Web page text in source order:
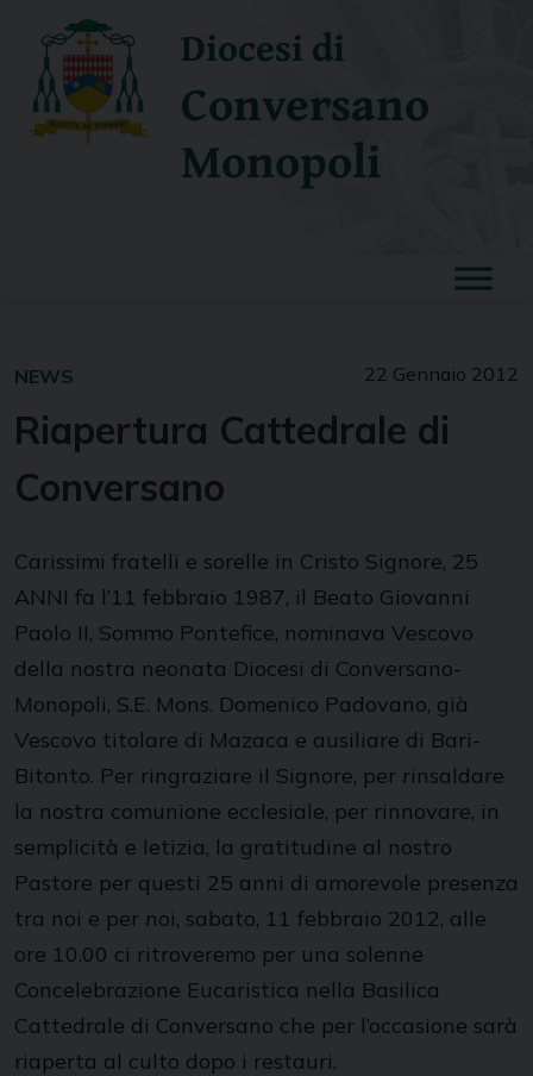
content
Diocesi di
Conversano
Monopoli
22 Gennaio 2012
NEWS
Riapertura Cattedrale di
Conversano
Carissimi fratelli e sorelle in Cristo Signore, 25
ANNI fa l’11 febbraio 1987, il Beato Giovanni
Paolo II, Sommo Pontefice, nominava Vescovo
della nostra neonata Diocesi di Conversano-
Monopoli, S.E. Mons. Domenico Padovano, già
Vescovo titolare di Mazaca e ausiliare di Bari-
Bitonto. Per ringraziare il Signore, per rinsaldare
la nostra comunione ecclesiale, per rinnovare, in
semplicità e letizia, la gratitudine al nostro
Pastore per questi 25 anni di amorevole presenza
tra noi e per noi, sabato, 11 febbraio 2012, alle
ore 10.00 ci ritroveremo per una solenne
Concelebrazione Eucaristica nella Basilica
Cattedrale di Conversano che per l’occasione sarà
riaperta al culto dopo i restauri.